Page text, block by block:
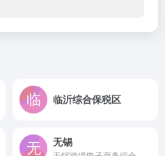
临沂综合保税区
无锡